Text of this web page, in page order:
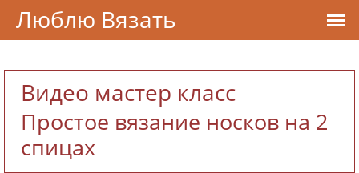
Видео мастер класс
Простое вязание носков на 2
спицах
Люблю Вязать